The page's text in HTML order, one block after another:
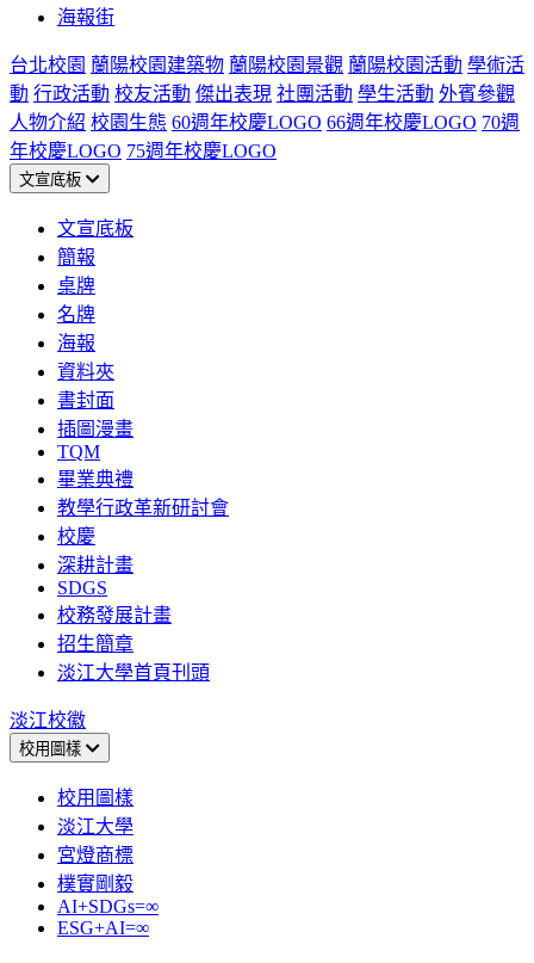
海報街
台北校園 蘭陽校園建築物 蘭陽校園景觀 蘭陽校園活動 學術活
動 行政活動 校友活動 傑出表現 社團活動 學生活動 外賓參觀
人物介紹 校園生態 60週年校慶LOGO 66週年校慶LOGO 70週
年校慶LOGO 75週年校慶LOGO
文宣底板
文宣底板
簡報
桌牌
名牌
海報
資料夾
書封面
插圖漫畫
TQM
畢業典禮
教學行政革新研討會
校慶
深耕計畫
SDGS
校務發展計畫
招生簡章
淡江大學首頁刊頭
淡江校徽
校用圖樣
校用圖樣
淡江大學
宮燈商標
樸實剛毅
AI+SDGs=∞
ESG+AI=∞